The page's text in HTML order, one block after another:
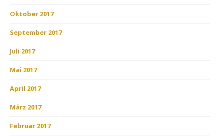
Oktober 2017
September 2017
Juli 2017
Mai 2017
April 2017
März 2017
Februar 2017